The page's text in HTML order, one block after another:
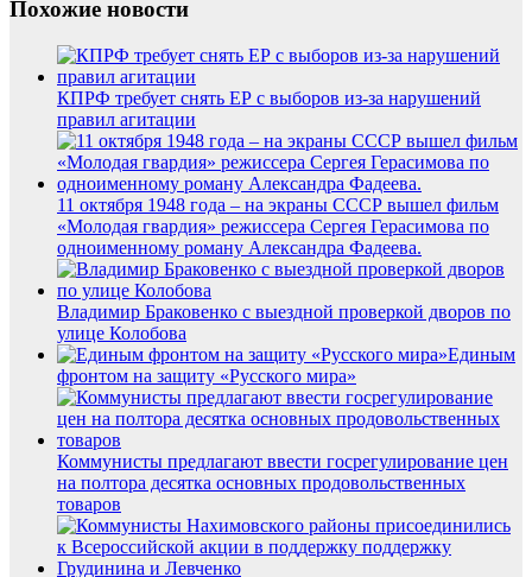
Похожие новости
КПРФ требует снять ЕР с выборов из-за нарушений
правил агитации
11 октября 1948 года – на экраны СССР вышел фильм
«Молодая гвардия» режиссера Сергея Герасимова по
одноименному роману Александра Фадеева.
Владимир Браковенко с выездной проверкой дворов по
улице Колобова
Единым
фронтом на защиту «Русского мира»
Коммунисты предлагают ввести госрегулирование цен
на полтора десятка основных продовольственных
товаров